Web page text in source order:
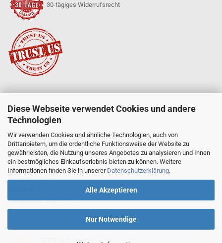
Diese Webseite verwendet Cookies und andere
Technologien
Wir verwenden Cookies und ähnliche Technologien, auch von
Drittanbietern, um die ordentliche Funktionsweise der Website zu
gewährleisten, die Nutzung unseres Angebotes zu analysieren und Ihnen
ein bestmögliches Einkaufserlebnis bieten zu können. Weitere
Informationen finden Sie in unserer Datenschutzerklärung.
Alle Akzeptieren
Nur Notwendige
30-tägiges Widerrufsrecht
SERVICE
Mein Konto
Neue Produkte
Angebote
Go-Anfängerpakete
Go-Komplettsets
Go-Regeln (PDF)
Verlagsbroschüre (PDF)
(4.87 / 5)